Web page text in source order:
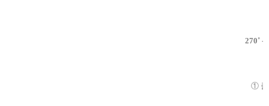
270˚ -
① 줄